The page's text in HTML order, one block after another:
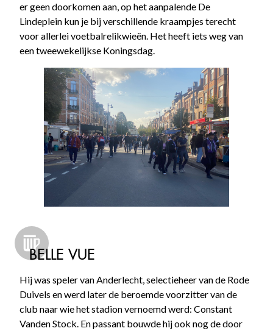
er geen doorkomen aan, op het aanpalende De
Lindeplein kun je bij verschillende kraampjes terecht
voor allerlei voetbalrelikwieën. Het heeft iets weg van
een tweewekelijkse Koningsdag.
BELLE VUE
Hij was speler van Anderlecht, selectieheer van de Rode
Duivels en werd later de beroemde voorzitter van de
club naar wie het stadion vernoemd werd: Constant
Vanden Stock. En passant bouwde hij ook nog de door